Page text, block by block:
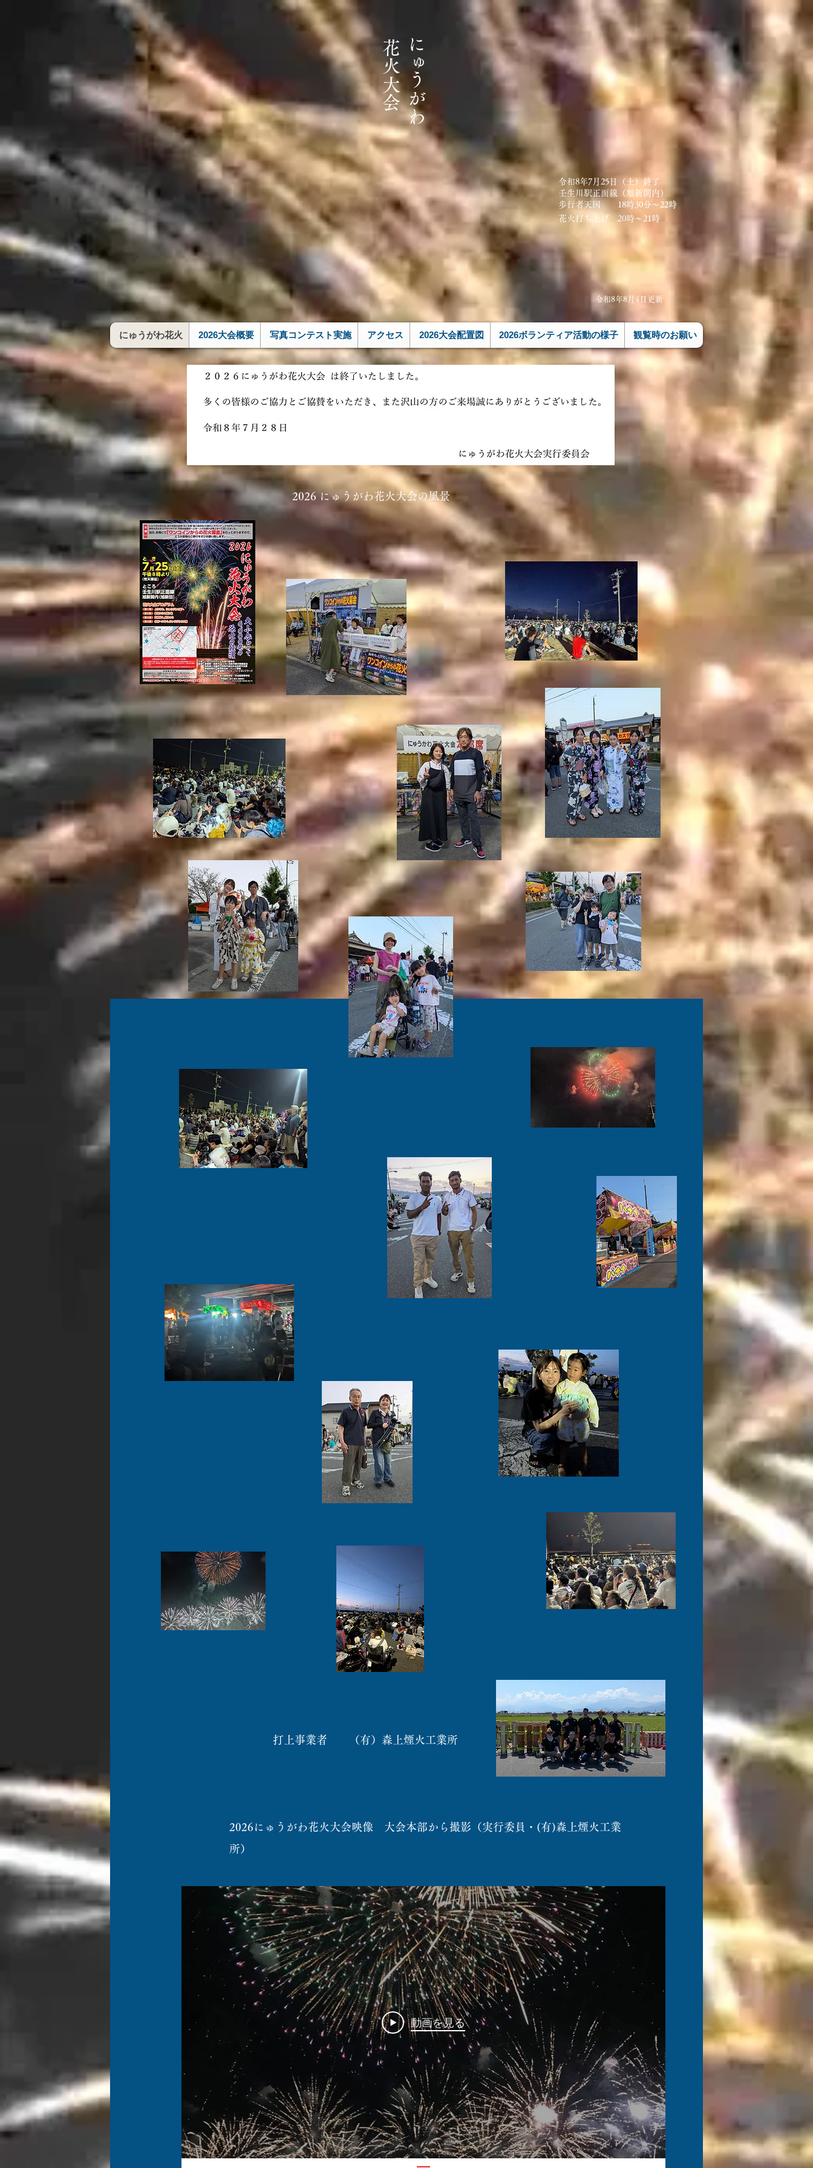
にゅうがわ
花火大会
令和8年7月25日（土）終了
壬生川駅正面線（旭新開内）
歩行者天国 18時30分〜22時
花火打ち上げ 20時〜21時
令和8年8月4 日更新
にゅうがわ花火 2026大会概要 写真コンテスト実施 アクセス 2026大会配置図 2026ボランティア活動の様子 観覧時のお願い
2026 にゅうがわ花火大会の風景
打上事業者 （有）森上煙火工業所
2026にゅうがわ花火大会映像 大会本部から撮影（実行委員・(有)森上煙火工業
所）
動画を見る